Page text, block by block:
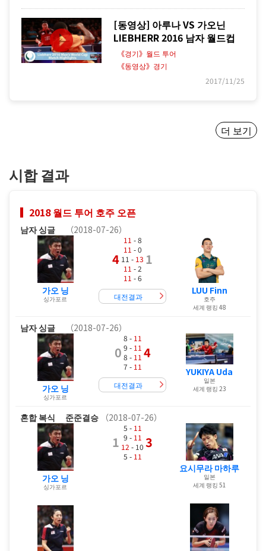
[동영상] 아루나 VS 가오닌
LIEBHERR 2016 남자 월드컵
《경기》월드 투어
《동영상》경기
2017/11/25
더 보기
시합 결과
2018 월드 투어 호주 오픈
남자 싱글 （2018-07-26）
가오 닝
싱가포르
4
11 - 8
11 - 0
11 - 13
11 - 2
11 - 6
1
대전결과
LUU Finn
호주
세계 랭킹 48
남자 싱글 （2018-07-26）
가오 닝
싱가포르
0
8 - 11
9 - 11
8 - 11
7 - 11
4
대전결과
YUKIYA Uda
일본
세계 랭킹 23
혼합 복식 준준결승 （2018-07-26）
가오 닝
싱가포르
1
5 - 11
9 - 11
12 - 10
5 - 11
3
요시무라 마하루
일본
세계 랭킹 51